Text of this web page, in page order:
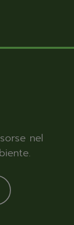
nel